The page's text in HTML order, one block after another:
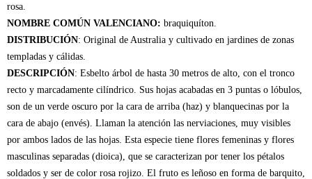
rosa.
NOMBRE COMÚN VALENCIANO: braquiquíton.
DISTRIBUCIÓN: Original de Australia y cultivado en jardines de zonas
templadas y cálidas.
DESCRIPCIÓN: Esbelto árbol de hasta 30 metros de alto, con el tronco
recto y marcadamente cilíndrico. Sus hojas acabadas en 3 puntas o lóbulos,
son de un verde oscuro por la cara de arriba (haz) y blanquecinas por la
cara de abajo (envés). Llaman la atención las nerviaciones, muy visibles
por ambos lados de las hojas. Esta especie tiene flores femeninas y flores
masculinas separadas (dioica), que se caracterizan por tener los pétalos
soldados y ser de color rosa rojizo. El fruto es leñoso en forma de barquito,